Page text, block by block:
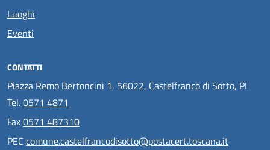
Luoghi
Eventi
CONTATTI
Piazza Remo Bertoncini 1, 56022, Castelfranco di Sotto, PI
Tel.0571 4871
Fax0571 487310
PEC comune.castelfrancodisotto@postacert.toscana.it